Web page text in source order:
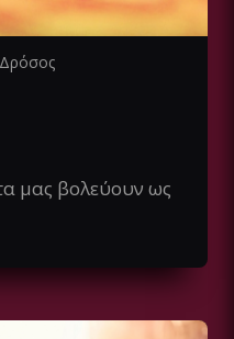
μας βολεύουν ως